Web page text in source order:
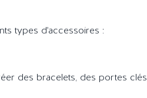
types d'accessoires :
des bracelets, des portes clés